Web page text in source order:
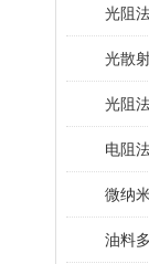
光阻
光散
光阻
电阻
微纳
油料